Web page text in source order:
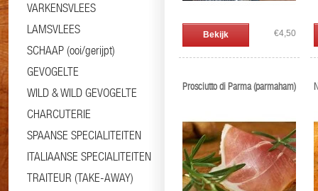
VARKENSVLEES
LAMSVLEES
SCHAAP (ooi/gerijpt)
GEVOGELTE
WILD & WILD GEVOGELTE
CHARCUTERIE
SPAANSE SPECIALITEITEN
ITALIAANSE SPECIALITEITEN
TRAITEUR (TAKE-AWAY)
Bekijk €4,50
Prosciutto di Parma (parmaham)